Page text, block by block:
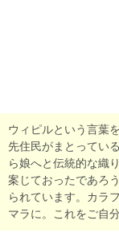
ウィピルという言葉
先住民がまとってい
ら娘へと伝統的な織
案じておったであろ
られています。カラ
マラに。これをご自